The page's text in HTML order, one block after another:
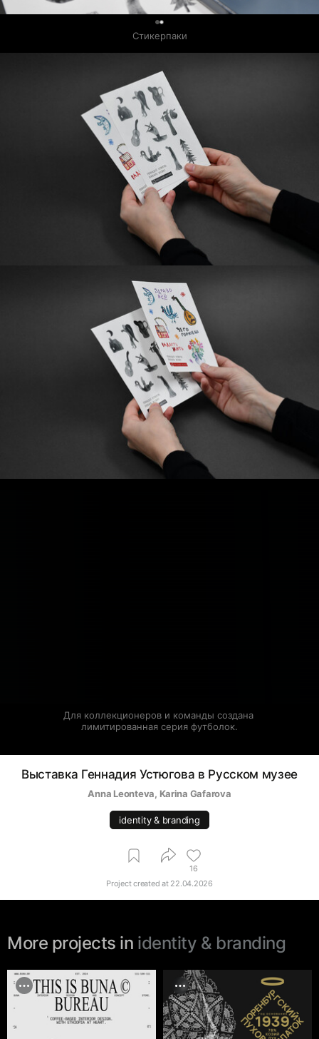
Стикерпаки
Для коллекционеров и команды создана
лимитированная серия футболок.
Выставка Геннадия Устюгова в Русском музее
Anna Leonteva, Karina Gafarova
identity & branding
16
Project created at 22.04.2026
More projects in identity & branding